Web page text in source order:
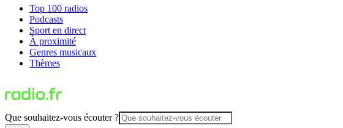
Top 100 radios
Podcasts
Sport en direct
À proximité
Genres musicaux
Thèmes
Que souhaitez-vous écouter ?